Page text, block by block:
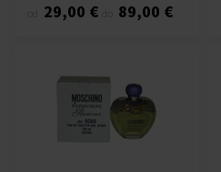
29,00 € 89,00 €